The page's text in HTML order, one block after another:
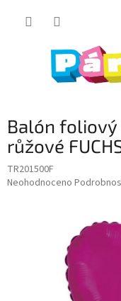
Balón foliový
růžové
TR201500F
Průměrné
Neohodnoceno